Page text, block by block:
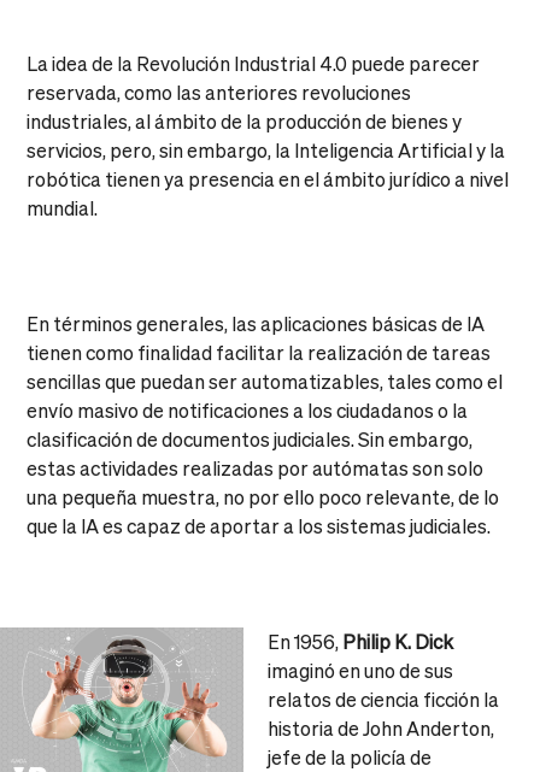
La idea de la Revolución Industrial 4.0 puede parecer
reservada, como las anteriores revoluciones
industriales, al ámbito de la producción de bienes y
servicios, pero, sin embargo, la Inteligencia Artificial y la
robótica tienen ya presencia en el ámbito jurídico a nivel
mundial.
En términos generales, las aplicaciones básicas de IA
tienen como finalidad facilitar la realización de tareas
sencillas que puedan ser automatizables, tales como el
envío masivo de notificaciones a los ciudadanos o la
clasificación de documentos judiciales. Sin embargo,
estas actividades realizadas por autómatas son solo
una pequeña muestra, no por ello poco relevante, de lo
que la IA es capaz de aportar a los sistemas judiciales.
En 1956,Philip K. Dick
imaginó en uno de sus
relatos de ciencia ficción la
historia de John Anderton,
jefe de la policía de